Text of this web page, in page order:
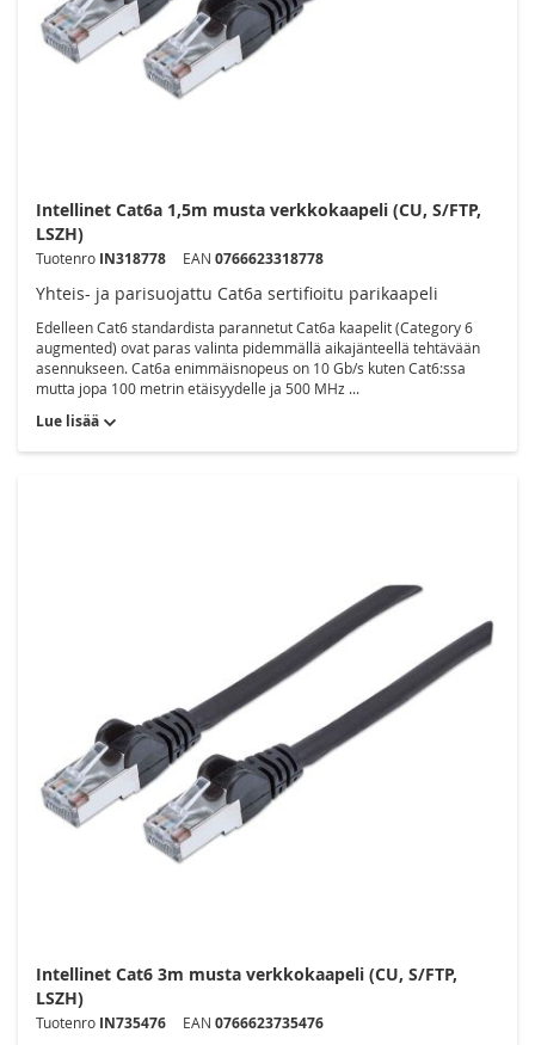
Intellinet Cat6a 1,5m musta verkkokaapeli (CU, S/FTP,
LSZH)
Tuotenro IN318778 EAN 0766623318778
Yhteis- ja parisuojattu Cat6a sertifioitu parikaapeli
Edelleen Cat6 standardista parannetut Cat6a kaapelit (Category 6
augmented) ovat paras valinta pidemmällä aikajänteellä tehtävään
asennukseen. Cat6a enimmäisnopeus on 10 Gb/s kuten Cat6:ssa
mutta jopa 100 metrin etäisyydelle ja 500 MHz ...
Lue lisää
Intellinet Cat6 3m musta verkkokaapeli (CU, S/FTP,
LSZH)
Tuotenro IN735476 EAN 0766623735476